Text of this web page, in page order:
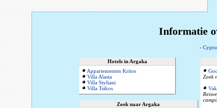
Informatie
-
Hotels in Argaka
Appartementen Kritos
Villa Alasia
Villa Styliani
Villa Tsikos
Zoek naar Argaka
Zoek